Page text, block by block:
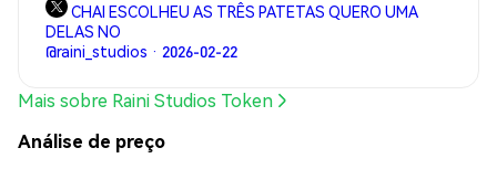
CHAI ESCOLHEU AS TRÊS PATETAS QUERO UMA
DELAS NO
@raini_studios · 2026-02-22
Mais sobre Raini Studios Token
Análise de preço